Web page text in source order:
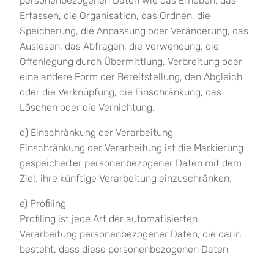
Erfassen, die Organisation, das Ordnen, die
Speicherung, die Anpassung oder Veränderung, das
Auslesen, das Abfragen, die Verwendung, die
Offenlegung durch Übermittlung, Verbreitung oder
eine andere Form der Bereitstellung, den Abgleich
oder die Verknüpfung, die Einschränkung, das
Löschen oder die Vernichtung.
d) Einschränkung der Verarbeitung
Einschränkung der Verarbeitung ist die Markierung
gespeicherter personenbezogener Daten mit dem
Ziel, ihre künftige Verarbeitung einzuschränken.
e) Profiling
Profiling ist jede Art der automatisierten
Verarbeitung personenbezogener Daten, die darin
besteht, dass diese personenbezogenen Daten